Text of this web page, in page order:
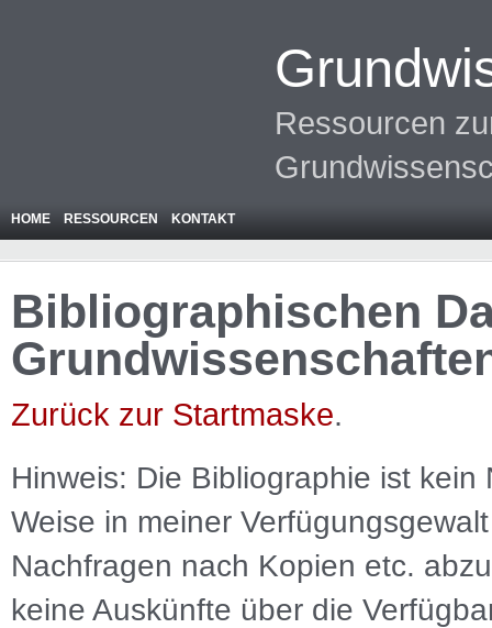
Ressourcen
HOME RESSOURCEN KONTAKT
Bibliographischen
Zurück zur Startmaske.
Hinweis: Die Bibliographie ist kein
Weise in meiner
Nachfragen nach Kopien etc.
keine Auskünfte über die